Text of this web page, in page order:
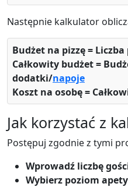
Następnie kalkulator
Budżet na pizzę =
Całkowity budżet =
dodatki/napoje
Koszt na osobę =
Jak korzystać z
Postępuj zgodnie z tymi
Wprowadź liczbę
Wybierz poziom